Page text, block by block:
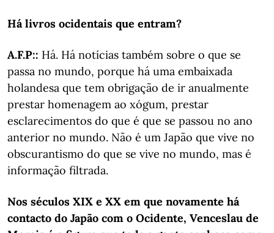
Há livros ocidentais que entram?
A.F.P:: Há. Há notícias também sobre o que se
passa no mundo, porque há uma embaixada
holandesa que tem obrigação de ir anualmente
prestar homenagem ao xógum, prestar
esclarecimentos do que é que se passou no ano
anterior no mundo. Não é um Japão que vive no
obscurantismo do que se vive no mundo, mas é
informação filtrada.
Nos séculos XIX e XX em que novamente há
contacto do Japão com o Ocidente, Venceslau de